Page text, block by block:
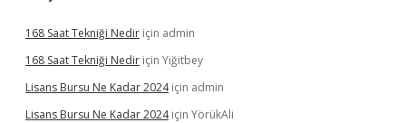
168 Saat Tekniği Nedir için admin
168 Saat Tekniği Nedir için Yiğitbey
Lisans Bursu Ne Kadar 2024için admin
Lisans Bursu Ne Kadar 2024için YörükAli